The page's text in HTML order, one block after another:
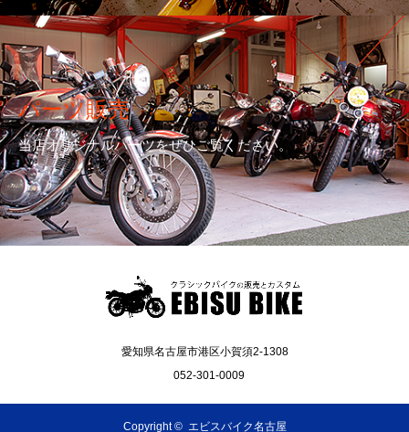
パーツ販売
当店オリジナルパーツをぜひご覧ください。
愛知県名古屋市港区小賀須2-1308
052-301-0009
Copyright © エビスバイク名古屋